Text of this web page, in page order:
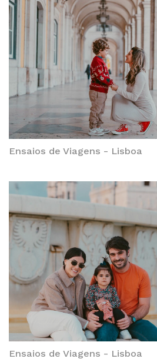
Ensaios de Viagens - Lisboa
Ensaios de Viagens - Lisboa